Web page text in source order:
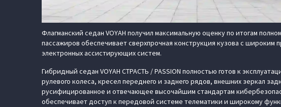
Флагманский седан VOYAH получил максимальную оценку по итогам
пассажиров обеспечивает сверхпрочная конструкция кузова с
электронных ассистирующих систем.
Гибридный седан VOYAH СТРАСТЬ / PASSION полностью готов к
рулевого колеса, кресел переднего и заднего рядов, внешних зеркал
русифицированное и отвечающее высочайшим стандартам
обеспечивает доступ к передовой системе телематики и широкому